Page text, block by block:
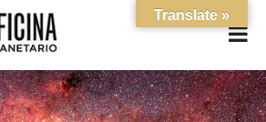
Translate »